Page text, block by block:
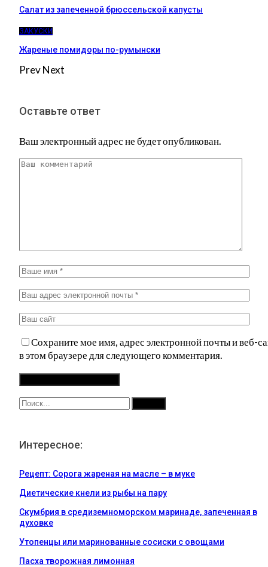
Салат из запеченной брюссельской капусты
ЗАКУСКИ
Жареные помидоры по-румынски
PrevNext
Оставьте ответ
Ваш электронный адрес не будет опубликован.
Сохраните мое имя, адрес электронной почты и веб-
в этом браузере для следующего комментария.
Интересное:
Рецепт: Сорога жареная на масле – в муке
Диетические кнели из рыбы на пару
Скумбрия в средиземноморском маринаде, запеченная в
духовке
Утопенцы или маринованные сосиски с овощами
Пасха творожная лимонная